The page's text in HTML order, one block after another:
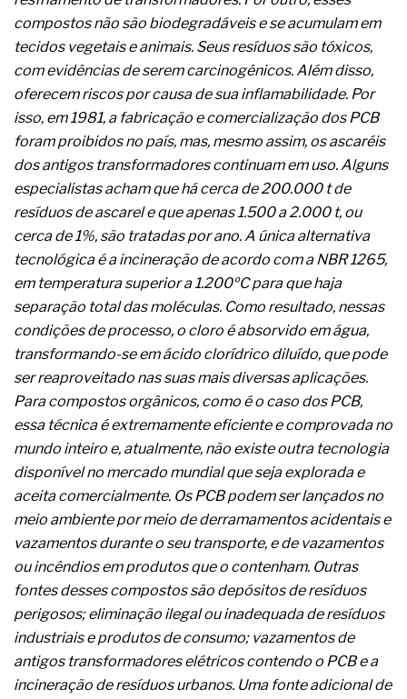
A prevenção clínica da coceira no ânus
Os sintomas clínicos do teratoma de ovário
O tratamento médico da síndrome da fadiga
crônica
As causas médicas da queda dos cabelos ou
calvície
Quando a gestão é o obstáculo para o resultado
positivo
Os procedimentos para a inspeção em estruturas
hidráulicas de concreto de obras
O movimento regular reduz em 19% o risco de
morte precoce e melhora o metabolismo
O desenvolvimento de indicadores nas atividades
de governança das organizações
O desenho industrial ganha espaço como
estratégia competitiva nas empresas
As variações dimensionais dos produtos de
materiais cimentícios com fibra de vidro
A próxima vantagem competitiva não está no
modelo de IA
complexa ficou ainda mais humana
compostos não são biodegradáveis e se acumulam em
tecidos vegetais e animais. Seus resíduos são tóxicos,
com evidências de serem carcinogênicos. Além disso,
oferecem riscos por causa de sua inflamabilidade. Por
isso, em 1981, a fabricação e comercialização dos PCB
foram proibidos no país, mas, mesmo assim, os ascaréis
dos antigos transformadores continuam em uso. Alguns
especialistas acham que há cerca de 200.000 t de
resíduos de ascarel e que apenas 1.500 a 2.000 t, ou
cerca de 1%, são tratadas por ano. A única alternativa
tecnológica é a incineração de acordo com a NBR 1265,
em temperatura superior a 1.200ºC para que haja
separação total das moléculas. Como resultado, nessas
condições de processo, o cloro é absorvido em água,
transformando-se em ácido clorídrico diluído, que pode
ser reaproveitado nas suas mais diversas aplicações.
Para compostos orgânicos, como é o caso dos PCB,
essa técnica é extremamente eficiente e comprovada no
mundo inteiro e, atualmente, não existe outra tecnologia
disponível no mercado mundial que seja explorada e
aceita comercialmente. Os PCB podem ser lançados no
meio ambiente por meio de derramamentos acidentais e
vazamentos durante o seu transporte, e de vazamentos
ou incêndios em produtos que o contenham. Outras
fontes desses compostos são depósitos de resíduos
perigosos; eliminação ilegal ou inadequada de resíduos
industriais e produtos de consumo; vazamentos de
antigos transformadores elétricos contendo o PCB e a
incineração de resíduos urbanos. Uma fonte adicional de